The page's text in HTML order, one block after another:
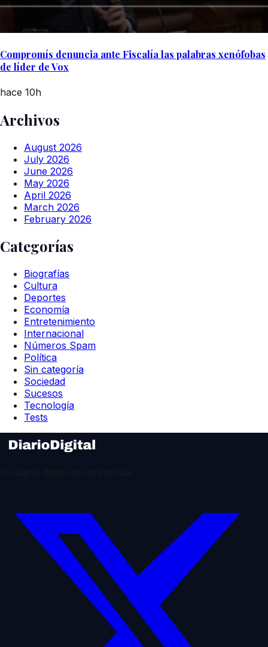
Compromís denuncia ante Fiscalía las palabras xenófobas
de líder de Vox
hace 10h
Archivos
August 2026
July 2026
June 2026
May 2026
April 2026
March 2026
February 2026
Categorías
Biografías
Cultura
Deportes
Economía
Entretenimiento
Internacional
Números Spam
Política
Sin categoría
Sociedad
Sucesos
Tecnología
Tests